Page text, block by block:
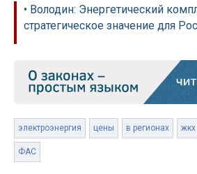
• Володин: Энергетический
стратегическое значение для
электроэнергия цены в регионах жкх
ФАС